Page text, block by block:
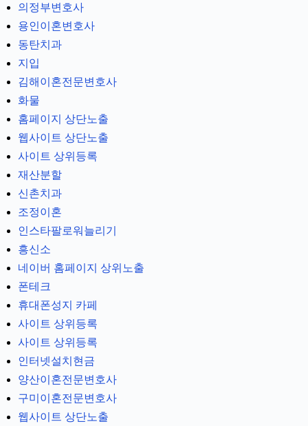
의정부변호사
용인이혼변호사
동탄치과
지입
김해이혼전문변호사
화물
홈페이지 상단노출
웹사이트 상단노출
사이트 상위등록
재산분할
신촌치과
조정이혼
인스타팔로워늘리기
흥신소
네이버 홈페이지 상위노출
폰테크
휴대폰성지 카페
사이트 상위등록
사이트 상위등록
인터넷설치현금
양산이혼전문변호사
구미이혼전문변호사
웹사이트 상단노출